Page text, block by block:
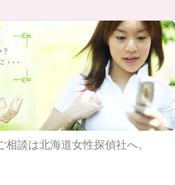
談は北海道女性探偵社へ。